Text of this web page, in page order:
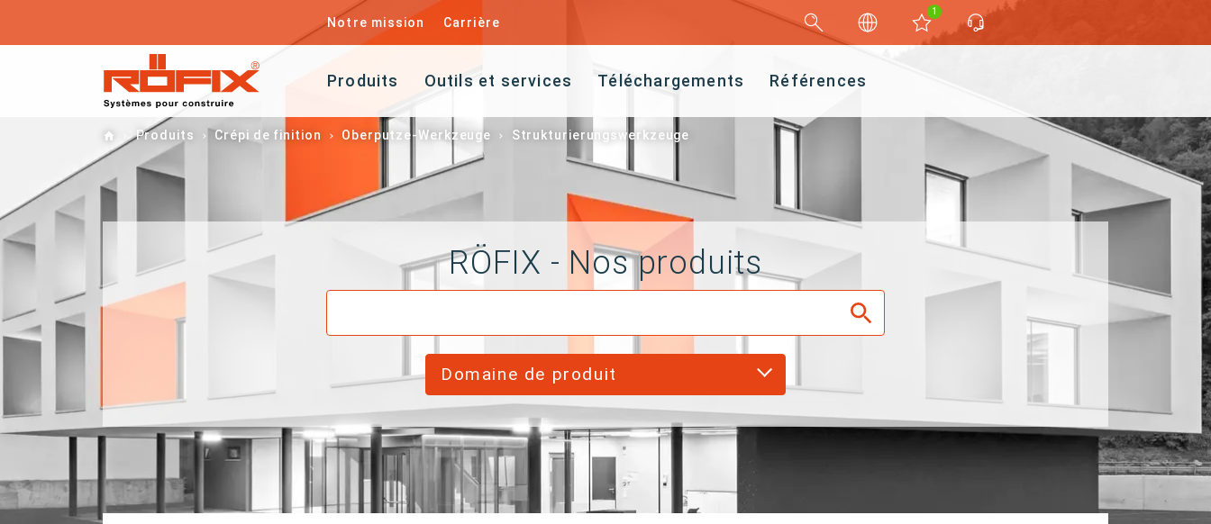
Notre mission Carrière
1
Produits Outils et services Téléchargements Références
Home
Produits Crépi de finition Oberputze-Werkzeuge Strukturierungswerkzeuge
RÖFIX - Nos produits
Domaine de produit